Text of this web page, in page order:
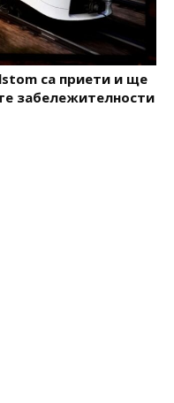
са приети и ще
забележителности